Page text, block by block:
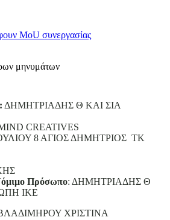
MoU συνεργασίας
μηνυμάτων
ΔΗΜΗΤΡΙΑΔΗΣ Θ ΚΑΙ ΣΙΑ
CREATIVES
8 ΑΓΙΟΣ ΔΗΜΗΤΡΙΟΣ ΤΚ
Πρόσωπο: ΔΗΜΗΤΡΙΑΔΗΣ Θ
ΙΚΕ
ΧΡΙΣΤΙΝΑ